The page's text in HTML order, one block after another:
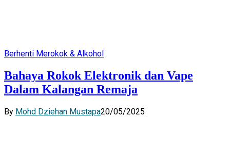
Berhenti Merokok & Alkohol
Bahaya Rokok Elektronik dan Vape
Dalam Kalangan Remaja
By Mohd Dziehan Mustapa20/05/2025